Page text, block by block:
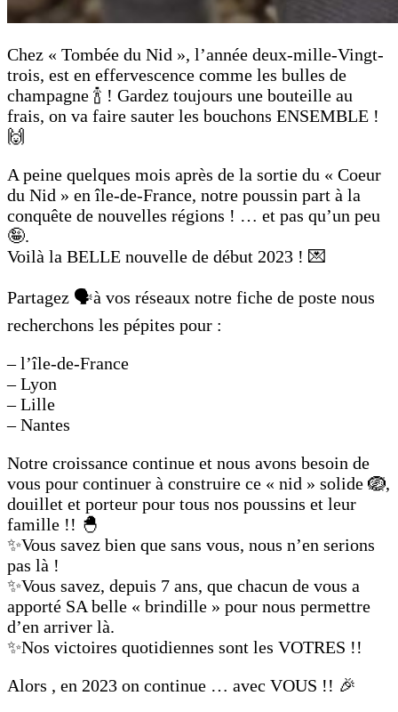
Chez « Tombée du Nid », l’année deux-mille-Vingt-
trois, est en effervescence comme les bulles de
champagne 🍾 ! Gardez toujours une bouteille au
frais, on va faire sauter les bouchons ENSEMBLE !
🙌
A peine quelques mois après de la sortie du « Coeur
du Nid » en île-de-France, notre poussin part à la
conquête de nouvelles régions ! … et pas qu’un peu
🤪.
Voilà la BELLE nouvelle de début 2023 ! 💌
Partagez 🗣️à vos réseaux notre fiche de poste nous
recherchons les pépites pour :
– l’île-de-France
– Lyon
– Lille
– Nantes
Notre croissance continue et nous avons besoin de
vous pour continuer à construire ce « nid » solide 🪺,
douillet et porteur pour tous nos poussins et leur
famille !! 🐣
✨Vous savez bien que sans vous, nous n’en serions
pas là !
✨Vous savez, depuis 7 ans, que chacun de vous a
apporté SA belle « brindille » pour nous permettre
d’en arriver là.
✨Nos victoires quotidiennes sont les VOTRES !!
Alors , en 2023 on continue … avec VOUS !! 🎉